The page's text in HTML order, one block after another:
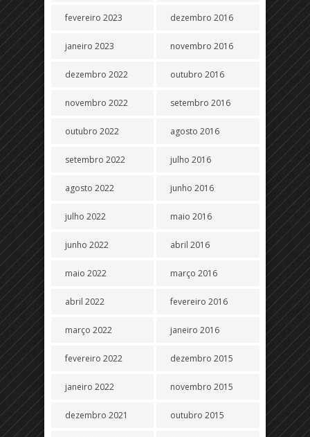
fevereiro 2023
janeiro 2023
dezembro 2022
novembro 2022
outubro 2022
setembro 2022
agosto 2022
julho 2022
junho 2022
maio 2022
abril 2022
março 2022
fevereiro 2022
janeiro 2022
dezembro 2021
dezembro 2016
novembro 2016
outubro 2016
setembro 2016
agosto 2016
julho 2016
junho 2016
maio 2016
abril 2016
março 2016
fevereiro 2016
janeiro 2016
dezembro 2015
novembro 2015
outubro 2015